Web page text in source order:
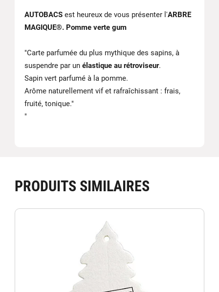
AUTOBACS est heureux de vous présenter l'ARBRE
MAGIQUE®. Pomme verte gum
"Carte parfumée du plus mythique des sapins, à
suspendre par un élastique au rétroviseur.
Sapin vert parfumé à la pomme.
Arôme naturellement vif et rafraîchissant : frais,
fruité, tonique."
"
PRODUITS SIMILAIRES